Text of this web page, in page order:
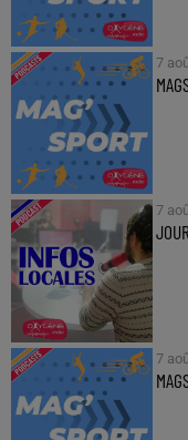
7
7
7